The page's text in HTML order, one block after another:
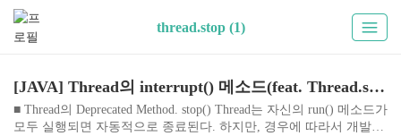
thread.stop (1)
[JAVA] Thread의 interrupt() 메소드(feat. Thread.stop())
■ Thread의 Deprecated Method. stop() Thread는 자신의 run() 메소드가
모두 실행되면 자동적으로 종료된다. 하지만, 경우에 따라서 개발자